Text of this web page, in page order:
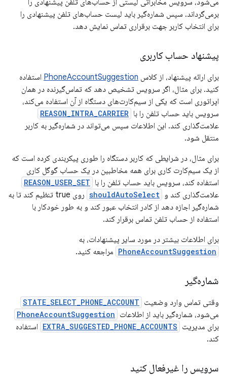
می‌شود، سرویس مخابراتی لیستی از حساب‌های تلفن پیشنهادی را
برمی‌گرداند. سپس شماره‌گیر باید لیست حساب‌های تلفن پیشنهادی را
برای انتخاب کاربر جهت برقراری تماس نمایش دهد.
پیشنهاد حساب کاربری
برای ارائه پیشنهاد، از کلاس PhoneAccountSuggestion استفاده
کنید. برای مثال، اگر سرویس تشخیص دهد که تماس‌گیرنده در همان
اپراتوری است که یکی از سیم‌کارت‌های دستگاه از آن استفاده می‌کند،
سرویس باید حساب تلفن را با REASON_INTRA_CARRIER
علامت‌گذاری کند. این اطلاعات سپس می‌تواند در شماره‌گیر به کاربر
منتقل شود.
برای مثال، در شرایطی که کاربر دستگاه را طوری پیکربندی کرده است که
از یک سیم‌کارت کاری برای همه مخاطبین در یک حساب گوگل کاری
استفاده کند، سرویس باید حساب تلفن را با REASON_USER_SET
علامت‌گذاری کند و shouldAutoSelect
روی true تنظیم کند تا به
شماره‌گیر اجازه دهد از کادر انتخاب عبور کند و به طور خودکار با
استفاده از حساب تلفن تماس برقرار کند.
برای اطلاعات بیشتر در مورد سایر پیشنهادات، به
PhoneAccountSuggestion مراجعه کنید.
شماره‌گیر
وقتی تماس وارد وضعیت STATE_SELECT_PHONE_ACCOUNT
می‌شود، شماره‌گیر باید از اطلاعات PhoneAccountSuggestion
برای مدیریت EXTRA_SUGGESTED_PHONE_ACCOUNTS استفاده
کند.
سرویس را غیرفعال کنید